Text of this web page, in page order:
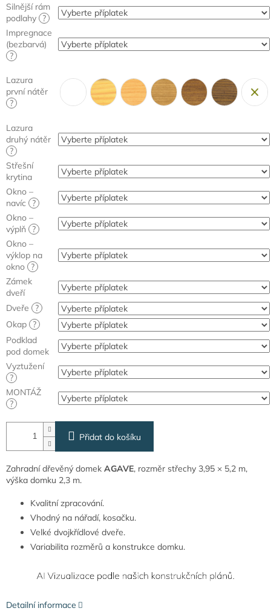
Silnější rám
podlahy
?
Impregnace
(bezbarvá)
?
Lazura
první nátěr
?
Lazura
druhý nátěr
?
Střešní
krytina
Okno –
navíc
?
Okno –
výplň
?
Okno –
výklop na
okno
?
Zámek
dveří
Dveře
?
Okap
?
Podklad
pod domek
Vyztužení
?
MONTÁŽ
?
Přidat do košíku
Zahradní dřevěný domek AGAVE, rozměr střechy 3,95 × 5,2 m,
výška domku 2,3 m.
Kvalitní zpracování.
Vhodný na nářadí, kosačku.
Velké dvojkřídlové dveře.
Variabilita rozměrů a konstrukce domku.
Detailní informace